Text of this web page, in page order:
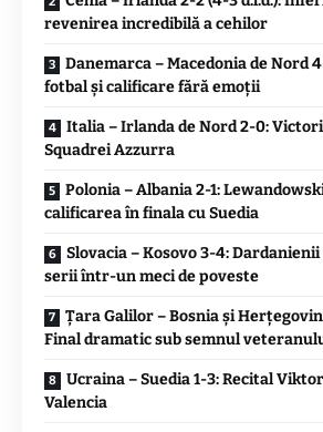
revenirea incredibilă a cehilor
Danemarca – Macedonia de Nord
fotbal și calificare fără emoții
Italia – Irlanda de Nord 2-0:
Squadrei Azzurra
Polonia – Albania 2-1:
calificarea în finala cu Suedia
Slovacia – Kosovo 3-4:
serii într-un meci de poveste
Țara Galilor – Bosnia și
Final dramatic sub semnul
Ucraina – Suedia 1-3: Recital
Valencia